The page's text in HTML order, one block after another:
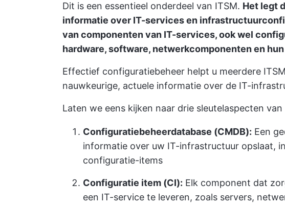
Dit is een essentieel onderdeel van ITSM. Het legt
informatie over IT-services en
van componenten van IT-services, ook wel
hardware, software, netwerkcomponenten en
Effectief configuratiebeheer helpt u meerdere
nauwkeurige, actuele informatie over de IT-
Laten we eens kijken naar drie sleutelaspecten
Configuratiebeheerdatabase (CMDB): Een
informatie over uw IT-infrastructuur opslaat,
configuratie-items
Configuratie item (CI): Elk component dat
een IT-service te leveren, zoals servers,